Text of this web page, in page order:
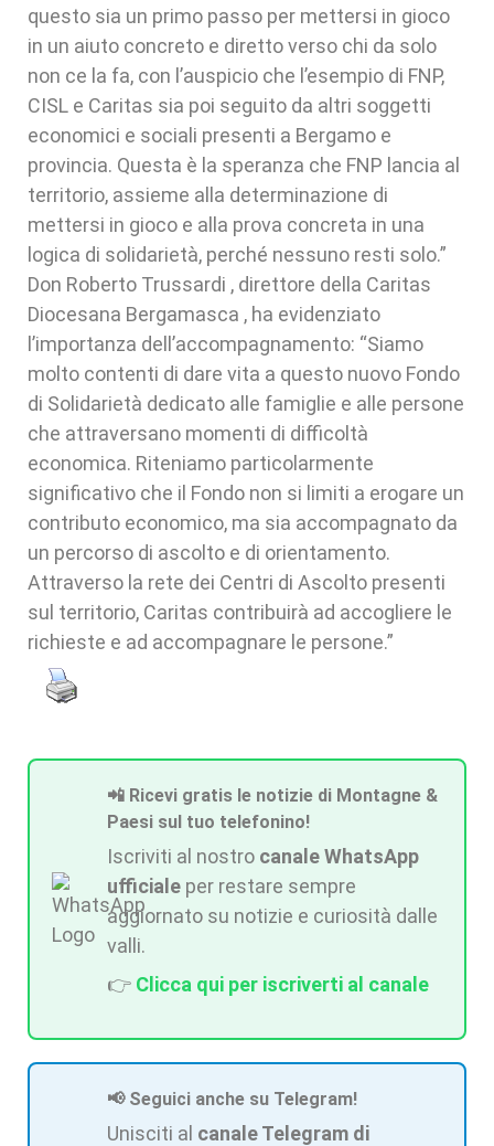
questo sia un primo passo per mettersi in gioco
in un aiuto concreto e diretto verso chi da solo
non ce la fa, con l’auspicio che l’esempio di FNP,
CISL e Caritas sia poi seguito da altri soggetti
economici e sociali presenti a Bergamo e
provincia. Questa è la speranza che FNP lancia al
territorio, assieme alla determinazione di
mettersi in gioco e alla prova concreta in una
logica di solidarietà, perché nessuno resti solo.”
Don Roberto Trussardi , direttore della Caritas
Diocesana Bergamasca , ha evidenziato
l’importanza dell’accompagnamento: “Siamo
molto contenti di dare vita a questo nuovo Fondo
di Solidarietà dedicato alle famiglie e alle persone
che attraversano momenti di difficoltà
economica. Riteniamo particolarmente
significativo che il Fondo non si limiti a erogare un
contributo economico, ma sia accompagnato da
un percorso di ascolto e di orientamento.
Attraverso la rete dei Centri di Ascolto presenti
sul territorio, Caritas contribuirà ad accogliere le
richieste e ad accompagnare le persone.”
📲 Ricevi gratis le notizie di Montagne &
Paesi sul tuo telefonino!
Iscriviti al nostro canale WhatsApp
ufficiale per restare sempre
aggiornato su notizie e curiosità dalle
valli.
👉 Clicca qui per iscriverti al canale
📢 Seguici anche su Telegram!
Unisciti al canale Telegram di